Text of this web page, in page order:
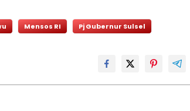
Mensos RI Pj Gubernur Sulsel